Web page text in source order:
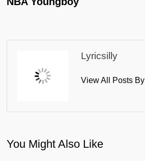
Lyricsilly
View All Posts
You Might Also Like